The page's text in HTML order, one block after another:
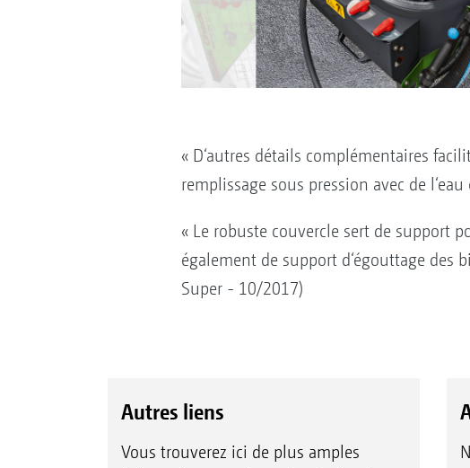
« D‘autres détails complémentaires
remplissage sous pression avec de l‘eau
« Le robuste couvercle sert de support
également de support d‘égouttage des
Super - 10/2017)
Autres liens
Vous trouverez ici de plus amples